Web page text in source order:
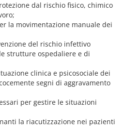
dal rischio fisico, chimico
la movimentazione manuale dei
del rischio infettivo
strutture ospedaliere e di
clinica e psicosociale dei
segni di aggravamento
per gestire le situazioni
la riacutizzazione nei pazienti